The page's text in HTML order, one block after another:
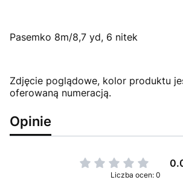
Pasemko 8m/8,7 yd, 6 nitek
Zdjęcie poglądowe, kolor produktu
oferowaną numeracją.
Opinie
Liczba ocen: 0